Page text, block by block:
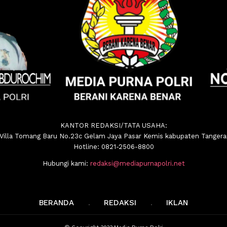
KANTOR REDAKSI/TATA USAHA:
Tomang Baru No.23c Gelam Jaya Pasar Kemis kabupaten
Hotline: 0821-2506-8800
Hubungi kami: redaksi@mediapurnapolri.net
BERANDA REDAKSI IKLAN